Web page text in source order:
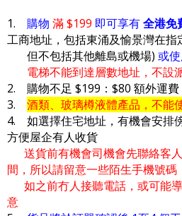
1. 購物 滿 $199 即可享有全港免
工商地址，包括東涌及愉景灣在指
但不包括其他離島或機場) 或
電梯不能到達層數地址，不設
2. 購物不足 $199：$80 額外運費
3. 酒類、玻璃樽液體產品，不能
4. 如選擇住宅地址，有機會安排
方便屋企有人收貨
送貨前有機會司機會先聯絡客
間，所以請留意一些陌生手機號碼
如之前冇人接聽電話，或可能
意